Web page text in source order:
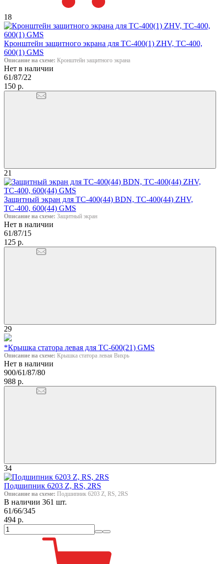
18
Кронштейн защитного экрана для ТС-400(1) ZHV, ТС-400,
600(1) GMS
Описание на схеме: Кронштейн защитного экрана
Нет в наличии
61/87/22
150 р.
21
Защитный экран для ТС-400(44) BDN, ТС-400(44) ZHV,
ТС-400, 600(44) GMS
Описание на схеме: Защитный экран
Нет в наличии
61/87/15
125 р.
29
*Крышка статора левая для ТС-600(21) GMS
Описание на схеме: Крышка статора левая Вихрь
Нет в наличии
900/61/87/80
988 р.
34
Подшипник 6203 Z, RS, 2RS
Описание на схеме: Подшипник 6203 Z, RS, 2RS
В наличии 361 шт.
61/66/345
494 р.